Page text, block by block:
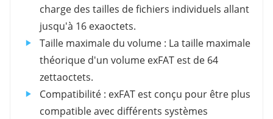
charge des tailles de fichiers individuels allant
jusqu'à 16 exaoctets.
Taille maximale du volume : La taille maximale
théorique d'un volume exFAT est de 64
zettaoctets.
Compatibilité : exFAT est conçu pour être plus
compatible avec différents systèmes